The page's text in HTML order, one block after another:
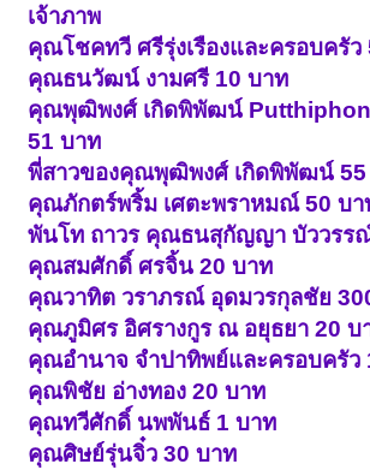
เจ้าภาพ
คุณโชคทวี ศรีรุ่งเรืองและครอบครัว
คุณธนวัฒน์ งามศรี 10 บาท
คุณพุฒิพงศ์ เกิดพิพัฒน์
51 บาท
พี่สาวของคุณพุฒิพงศ์ เกิดพิพัฒน์ 55
คุณภักตร์พริ้ม เศตะพราหมณ์ 50 บา
พันโท ถาวร คุณธนสุกัญญา บัววรร
คุณสมศักดิ์ ศรจิ้น 20 บาท
คุณวาทิต วราภรณ์ อุดมวรกุลชัย
คุณภูมิศร อิศรางกูร ณ อยุธยา 20 บ
คุณอำนาจ จำปาทิพย์และครอบครัว
คุณพิชัย อ่างทอง 20 บาท
คุณทวีศักดิ์ นพพันธ์ 1 บาท
คุณศิษย์รุ่นจิ๋ว 30 บาท